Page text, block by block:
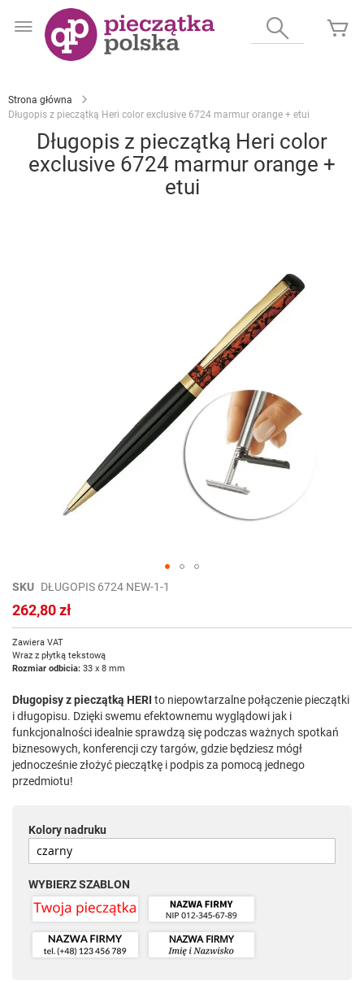
do
Wyszukaj
Strona główna
Długopis z pieczątką Heri color exclusive 6724 marmur orange + etui
Długopis z pieczątką Heri color
exclusive 6724 marmur orange +
etui
Przejdź
na
początek
SKU DŁUGOPIS 6724 NEW-1-1
262,80 zł
Zawiera VAT
Wraz z płytką tekstową
Rozmiar odbicia: 33 x 8 mm
Długopisy z pieczątką HERI to niepowtarzalne połączenie pieczątki
i długopisu. Dzięki swemu efektownemu wyglądowi jak i
funkcjonalności idealnie sprawdzą się podczas ważnych spotkań
biznesowych, konferencji czy targów, gdzie będziesz mógł
jednocześnie złożyć pieczątkę i podpis za pomocą jednego
przedmiotu!
Kolory nadruku
WYBIERZ SZABLON